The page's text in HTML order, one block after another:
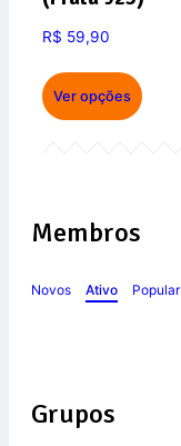
R$ 59,90
Ver opções
Membros
Novos Ativo Popular
Grupos